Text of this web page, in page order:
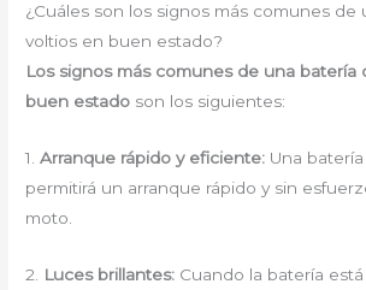
¿Cuáles son los signos más comunes de
voltios en buen estado?
Los signos más comunes de una batería
buen estado son los siguientes:
1.Arranque rápido y eficiente: Una
permitirá un arranque rápido y sin
moto.
2. Luces brillantes: Cuando la batería